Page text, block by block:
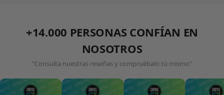
+14.000 PERSONAS CONFÍAN EN
NOSOTROS
"Consulta nuestras reseñas y compruébalo tú mismo"